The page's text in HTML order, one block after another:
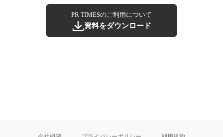
PR TIMESのご利用について
資料をダウンロード